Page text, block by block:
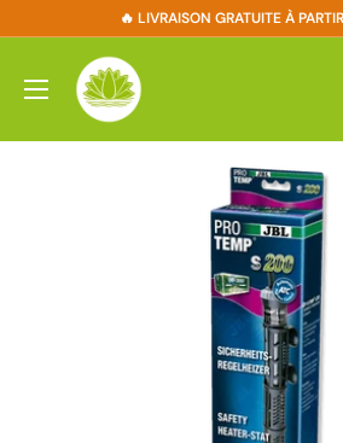
contenu
🔥 LIVRAISON GRATUITE À
Boutique
Aquishop